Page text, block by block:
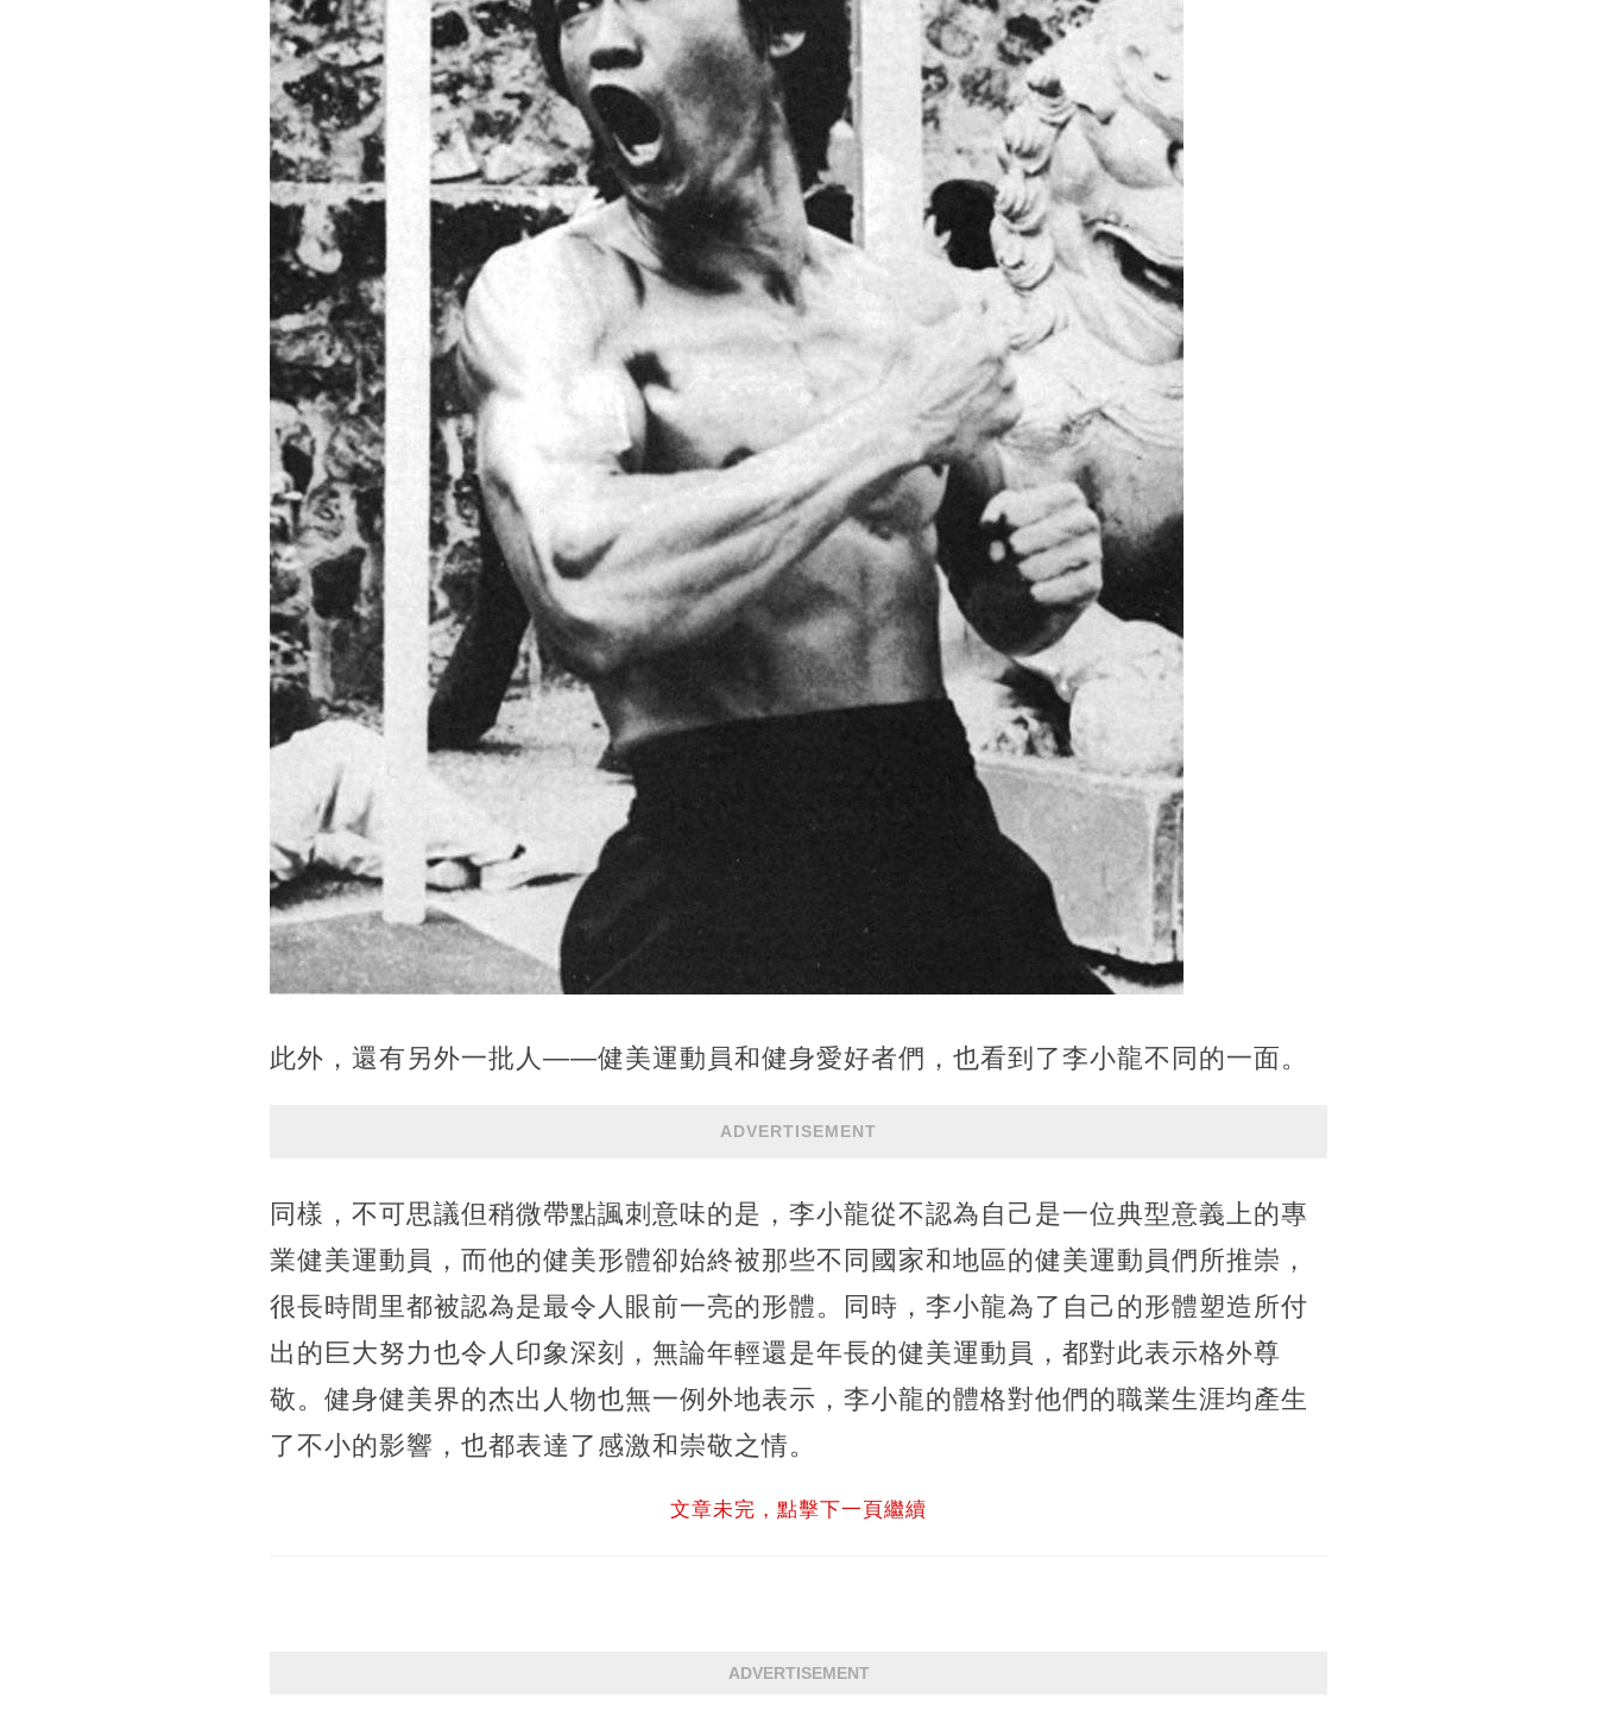
此外，還有另外一批人——健美運動員和健身愛好者們，也看到了李小龍不同的一面。
ADVERTISEMENT
同樣，不可思議但稍微帶點諷刺意味的是，李小龍從不認為自己是一位典型意義上的專
業健美運動員，而他的健美形體卻始終被那些不同國家和地區的健美運動員們所推崇，
很長時間里都被認為是最令人眼前一亮的形體。同時，李小龍為了自己的形體塑造所付
出的巨大努力也令人印象深刻，無論年輕還是年長的健美運動員，都對此表示格外尊
敬。健身健美界的杰出人物也無一例外地表示，李小龍的體格對他們的職業生涯均產生
了不小的影響，也都表達了感激和崇敬之情。
文章未完，點擊下一頁繼續
ADVERTISEMENT